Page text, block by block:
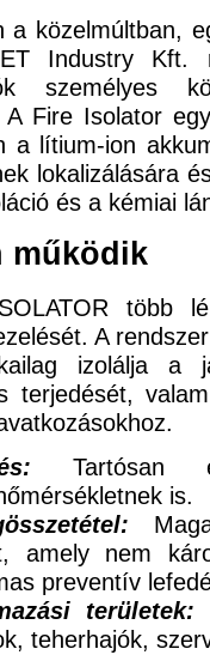
a közelmúltban,
Industry Kft.
személyes
A Fire Isolator
a lítium-ion
lokalizálására
és a kémiai
működik
több
A
izolálja a
terjedését,
Tartósan
is.
amely nem
preventív
területek:
teherhajók,